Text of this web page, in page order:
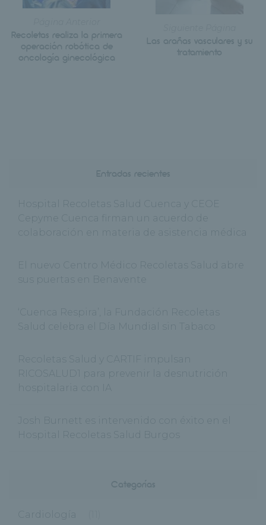
Recoletas realiza la primera
operación robótica de
oncología ginecológica
Las arañas vasculares y su
tratamiento
Hospital Recoletas Salud Cuenca y CEOE
Cepyme Cuenca firman un acuerdo de
colaboración en materia de asistencia médica
El nuevo Centro Médico Recoletas Salud abre
sus puertas en Benavente
‘Cuenca Respira’, la Fundación Recoletas
Salud celebra el Día Mundial sin Tabaco
Recoletas Salud y CARTIF impulsan
RICOSALUD1 para prevenir la desnutrición
hospitalaria con IA
Josh Burnett es intervenido con éxito en el
Hospital Recoletas Salud Burgos
Cardiología